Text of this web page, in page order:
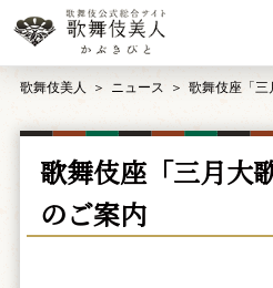
歌舞伎美人 ニュース 歌舞伎座「三
歌舞伎座「三月大
のご案内